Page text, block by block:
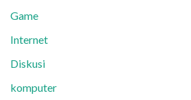
Game
Internet
Diskusi
komputer